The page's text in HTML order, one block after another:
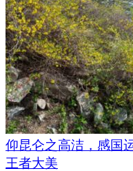
仰昆仑之高洁，感
王者大美